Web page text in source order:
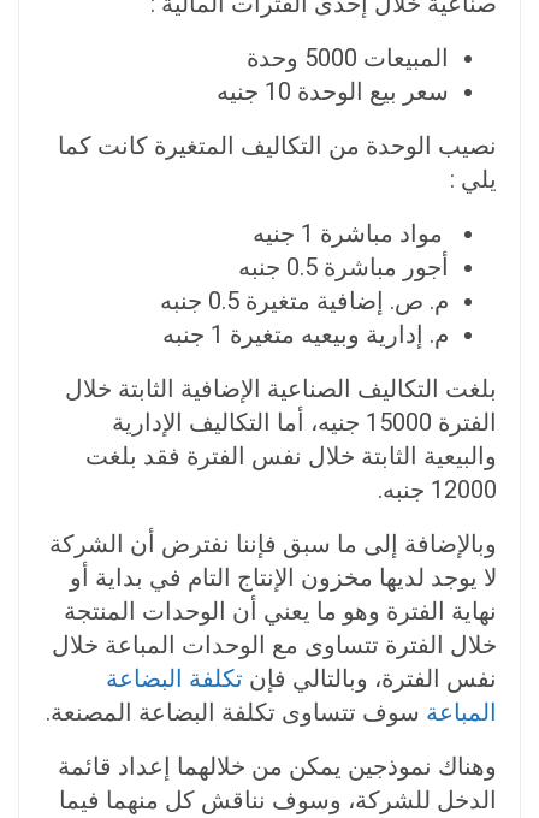
المبيعات 5000 وحدة
سعر بيع الوحدة 10 جنيه
نصيب الوحدة من التكاليف المتغيرة كانت كما
يلي :
مواد مباشرة 1 جنيه
أجور مباشرة 0.5 جنبه
م. ص. إضافية متغيرة 0.5 جنبه
م. إدارية وبيعيه متغيرة 1 جنبه
بلغت التكاليف الصناعية الإضافية الثابتة خلال
الفترة 15000 جنيه، أما التكاليف الإدارية
والبيعية الثابتة خلال نفس الفترة فقد بلغت
12000 جنبه.
وبالإضافة إلى ما سبق فإننا نفترض أن الشركة
لا يوجد لديها مخزون الإنتاج التام في بداية أو
نهاية الفترة وهو ما يعني أن الوحدات المنتجة
خلال الفترة تتساوى مع الوحدات المباعة خلال
نفس الفترة، وبالتالي فإن تكلفة البضاعة
المباعة سوف تتساوى تكلفة البضاعة المصنعة.
وهناك نموذجين يمكن من خلالهما إعداد قائمة
الدخل للشركة، وسوف نناقش كل منهما فيما